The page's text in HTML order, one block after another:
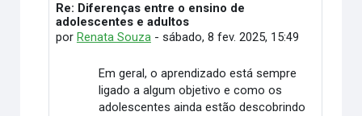
Em resposta à DAIANE APARECIDA SOUZA
Re: Diferenças entre o ensino de
adolescentes e adultos
por Renata Souza- sábado, 8 fev. 2025, 15:49
Em geral, o aprendizado está sempre
ligado a algum objetivo e como os
adolescentes ainda estão descobrindo